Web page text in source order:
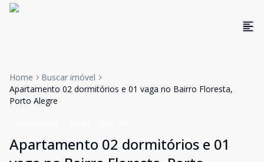
Home
Buscar imóvel
Apartamento 02 dormitórios e 01 vaga no Bairro Floresta,
Porto Alegre
Apartamento 02 dormitórios e 01